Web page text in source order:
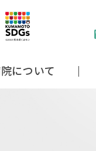
について